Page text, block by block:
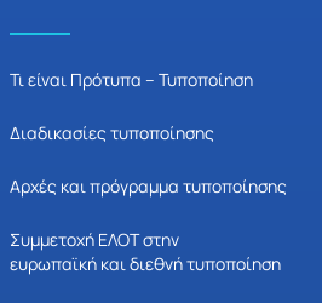
Τι είναι Πρότυπα – Τυποποίηση
Διαδικασίες τυποποίησης
Αρχές και πρόγραμμα τυποποίησης
Συμμετοχή ΕΛΟΤ στην
ευρωπαϊκή και διεθνή τυποποίηση